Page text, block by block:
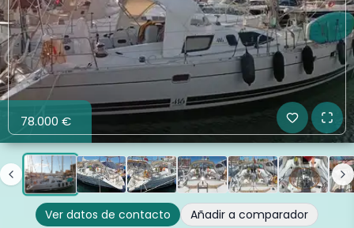
78.000 €
Ver datos de contacto Añadir a comparador